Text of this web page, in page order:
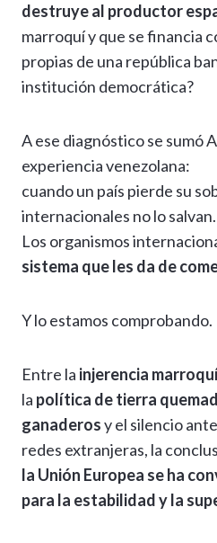
destruye al productor
marroquí y que se financia
propias de una república
institución democrática?
A ese diagnóstico se sumó
experiencia venezolana:
cuando un país pierde su
internacionales no lo salvan.
Los organismos
sistema que les da de
Y lo estamos comprobando.
Entre la injerencia
la política de tierra
ganaderosy el silencio
redes extranjeras, la
la Unión Europea se ha
para la estabilidad y la